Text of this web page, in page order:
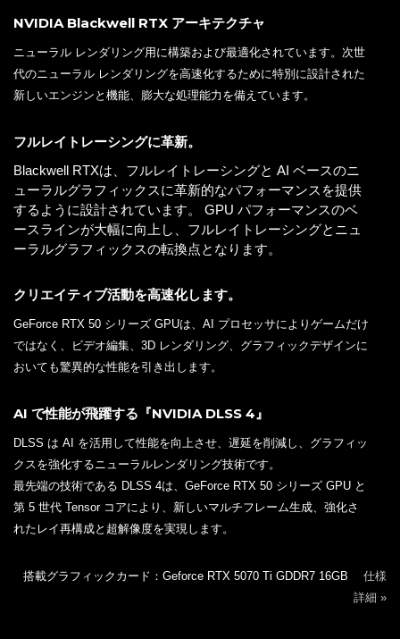
NVIDIA Blackwell RTX アーキテクチャ
ニューラル レンダリング用に構築および最適化されています。次世
代のニューラル レンダリングを高速化するために特別に設計された
新しいエンジンと機能、膨大な処理能力を備えています。
フルレイトレーシングに革新。
Blackwell RTXは、フルレイトレーシングと AI ベースのニ
ューラルグラフィックスに革新的なパフォーマンスを提供
するように設計されています。 GPU パフォーマンスのベ
ースラインが大幅に向上し、フルレイトレーシングとニュ
ーラルグラフィックスの転換点となります。
クリエイティブ活動を高速化します。
GeForce RTX 50 シリーズ GPUは、AI プロセッサによりゲームだけ
ではなく、ビデオ編集、3D レンダリング、グラフィックデザインに
おいても驚異的な性能を引き出します。
AI で性能が飛躍する『NVIDIA DLSS 4』
DLSS は AI を活用して性能を向上させ、遅延を削減し、グラフィッ
クスを強化するニューラルレンダリング技術です。
最先端の技術である DLSS 4は、GeForce RTX 50 シリーズ GPU と
第 5 世代 Tensor コアにより、新しいマルチフレーム生成、強化さ
れたレイ再構成と超解像度を実現します。
搭載グラフィックカード：Geforce RTX 5070 Ti GDDR7 16GB 仕様
詳細 »